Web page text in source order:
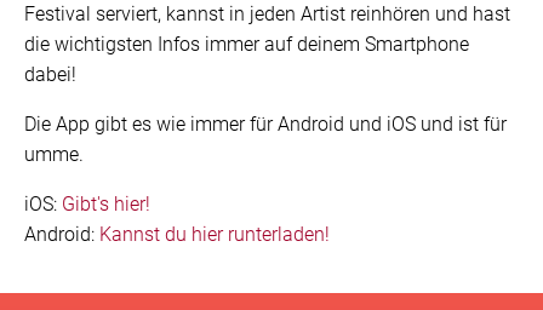
Festival serviert, kannst in jeden Artist reinhören und hast
die wichtigsten Infos immer auf deinem Smartphone
dabei!
Die App gibt es wie immer für Android und iOS und ist für
umme.
iOS: Gibt's hier!
Android: Kannst du hier runterladen!